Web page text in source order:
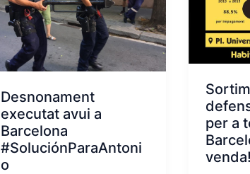
Desnonament
executat avui a
Barcelona
#SoluciónParaAntoni
o
per a
venda!